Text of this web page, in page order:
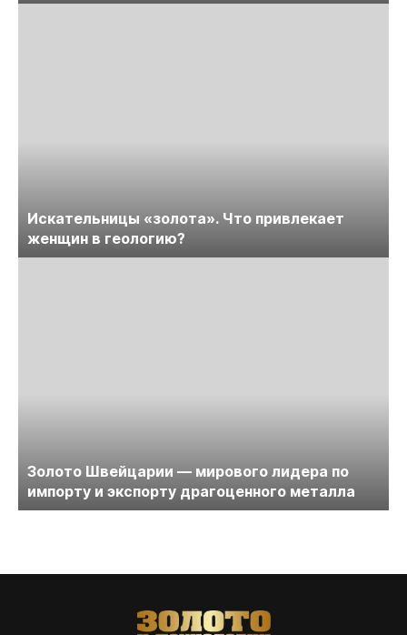
Искательницы «золота». Что привлекает
женщин в геологию?
Золото Швейцарии — мирового лидера по
импорту и экспорту драгоценного металла